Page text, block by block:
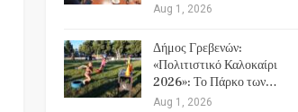
Aug 1, 2026
Δήμος Γρεβενών:
«Πολιτιστικό Καλοκαίρι
2026»: Το Πάρκο των…
Aug 1, 2026